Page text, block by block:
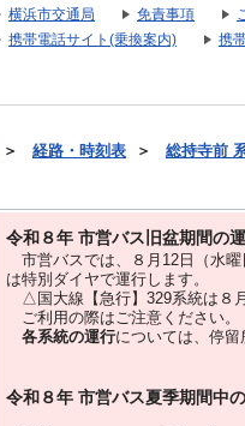
横浜市交通局 免責事項
携帯電話サイト(乗換案内)
携
＞ 経路・時刻表 ＞ 総持寺前
令和８年 市営バス旧盆期間の
市営バスでは、８⽉12⽇（水曜
は特別ダイヤで運⾏します。
△国大線【急行】329系統は８
ご利用の際はご注意ください。
各系統の運行については、停留
令和８年 市営バス夏季期間中